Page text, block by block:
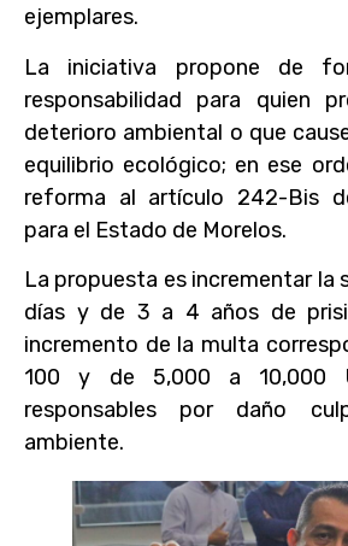
ejemplares.
La iniciativa propone de
responsabilidad para quien
deterioro ambiental o que
equilibrio ecológico; en ese
reforma al artículo 242-Bis
para el Estado de Morelos.
La propuesta es incrementar la
días y de 3 a 4 años de
incremento de la multa
100 y de 5,000 a 10,000
responsables por daño
ambiente.